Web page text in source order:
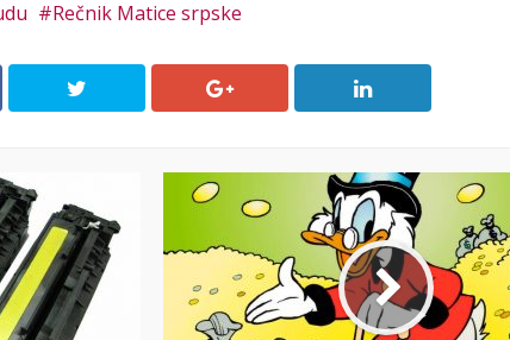
Rečnik Matice srpske